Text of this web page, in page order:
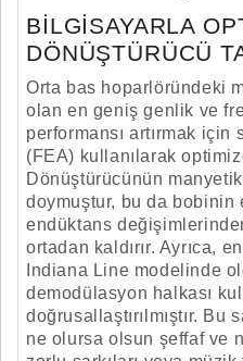
BILGISAYARLA
DÖNÜŞTÜRÜCÜ
Orta bas hoparlöründeki
olan en geniş genlik ve
performansı artırmak
(FEA) kullanılarak
Dönüştürücünün
doymuştur, bu da bobinin
endüktans
ortadan kaldırır. Ayrıca,
Indiana Line modelinde
demodülasyon halkası
doğrusallaştırılmıştır.
ne olursa olsun şeffaf ve